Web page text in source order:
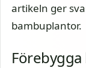
artikeln ger
bambuplantor.